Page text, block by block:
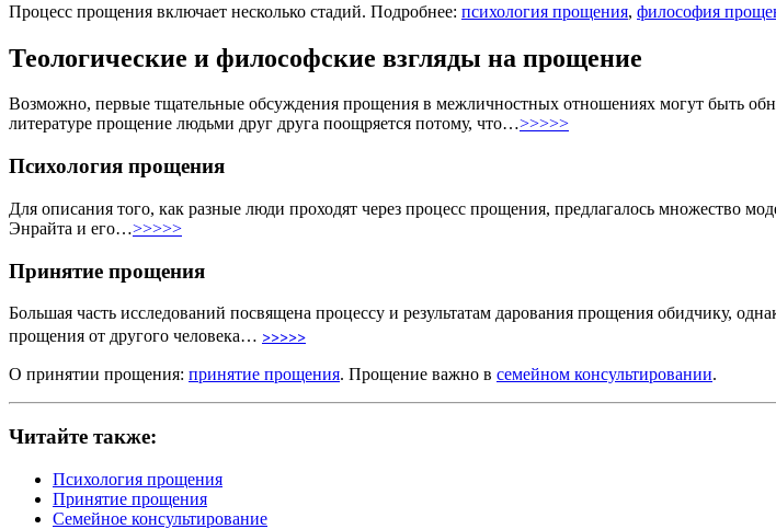
Процесс прощения включает несколько стадий. Подробнее: психология прощения, философия
Теологические и философские взгляды на прощение
Возможно, первые тщательные обсуждения прощения в межличностных отношениях могут быть
литературе прощение людьми друг друга поощряется потому, что…>>>>>
Психология прощения
Для описания того, как разные люди проходят через процесс прощения, предлагалось множество
Энрайта и его…>>>>>
Принятие прощения
Большая часть исследований посвящена процессу и результатам дарования прощения обидчику,
прощения от другого человека… >>>>>
О принятии прощения: принятие прощения. Прощение важно в семейном консультировании.
Читайте также:
Психология прощения
Принятие прощения
Семейное консультирование